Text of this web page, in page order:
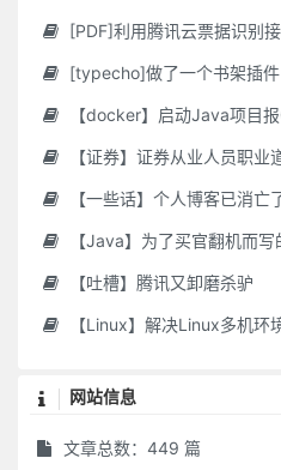
[PDF]利用腾讯云票据识别
[typecho]做了一个书架插件
【docker】启动Java项目
【证券】证券从业人员职业
【一些话】个人博客已消亡
【Java】为了买官翻机而
【吐槽】腾讯又卸磨杀驴
【Linux】解决Linux多机环境
网站信息
文章总数：449 篇